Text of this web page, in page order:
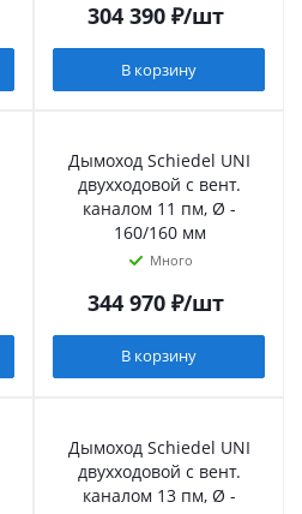
304 390₽/шт
В корзину
Дымоход Schiedel UNI
двухходовой с вент.
каналом 11 пм, Ø -
160/160 мм
Много
344 970₽/шт
В корзину
Дымоход Schiedel UNI
двухходовой с вент.
каналом 13 пм, Ø -